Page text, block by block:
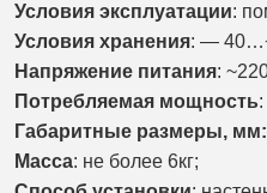
Условия эксплуатации:
Условия хранения: —
Напряжение питания:
Потребляемая мощность
Габаритные размеры, мм:
Масса: не более 6кг;